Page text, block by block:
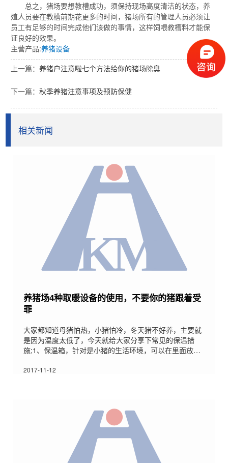
总之，猪场要想教槽成功，须保持现场高度清洁的状态，养
殖人员要在教槽前期花更多的时间，猪场所有的管理人员必须让
员工有足够的时间完成他们该做的事情，这样饲喂教槽料才能保
证良好的效果。
主营产品:养猪设备
上一篇：养猪户注意啦七个方法给你的猪场除臭
下一篇：秋季养猪注意事项及预防保健
相关新闻
养猪场4种取暖设备的使用，不要你的猪跟着受
罪
大家都知道母猪怕热，小猪怕冷，冬天猪不好养，主要就
是因为温度太低了，今天就给大家分享下常见的保温措
施;1、保温箱，针对是小猪的生活环境，可以在里面放保
太大，容易造成小猪的拉稀;保育猪2、热风炉，比普通的
效果也确实可以;4、然后就是外部保温，一般要用
2017-11-12